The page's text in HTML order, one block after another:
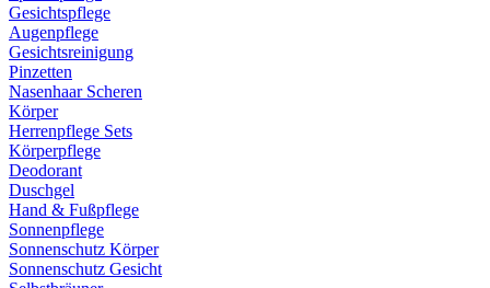
Gesichtspflege
Augenpflege
Gesichtsreinigung
Pinzetten
Nasenhaar Scheren
Körper
Herrenpflege Sets
Körperpflege
Deodorant
Duschgel
Hand & Fußpflege
Sonnenpflege
Sonnenschutz Körper
Sonnenschutz Gesicht